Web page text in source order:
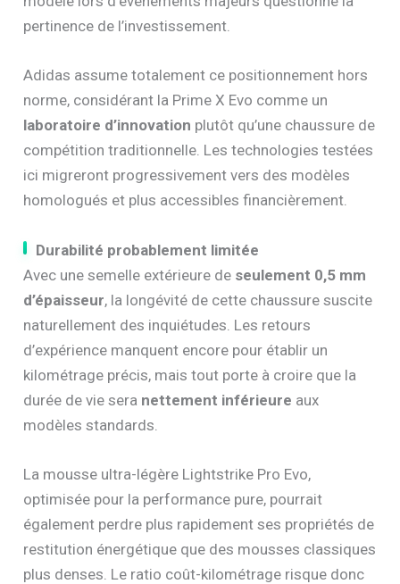
pertinence de l’investissement.
Adidas assume totalement ce positionnement hors
norme, considérant la Prime X Evo comme un
laboratoire d’innovation plutôt qu’une chaussure de
compétition traditionnelle. Les technologies testées
ici migreront progressivement vers des modèles
homologués et plus accessibles financièrement.
Durabilité probablement limitée
Avec une semelle extérieure de seulement 0,5 mm
d’épaisseur, la longévité de cette chaussure suscite
naturellement des inquiétudes. Les retours
d’expérience manquent encore pour établir un
kilométrage précis, mais tout porte à croire que la
durée de vie sera nettement inférieure aux
modèles standards.
La mousse ultra-légère Lightstrike Pro Evo,
optimisée pour la performance pure, pourrait
également perdre plus rapidement ses propriétés de
restitution énergétique que des mousses classiques
plus denses. Le ratio coût-kilométrage risque donc